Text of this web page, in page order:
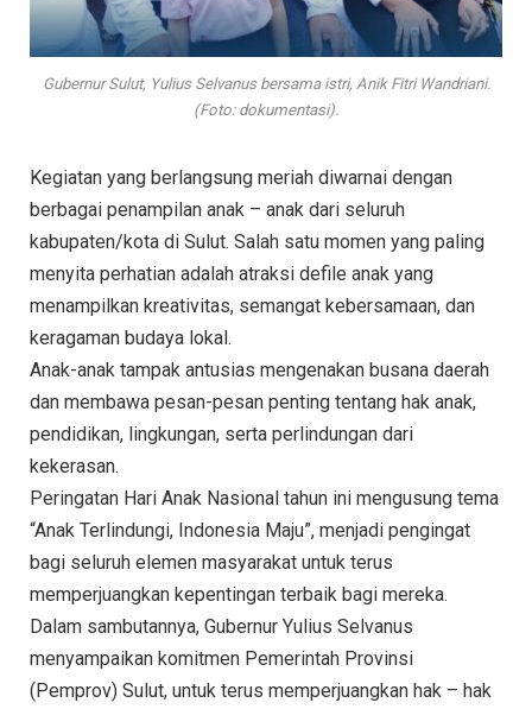
Gubernur Sulut, Yulius Selvanus bersama istri, Anik Fitri Wandriani.
(Foto: dokumentasi).
Kegiatan yang berlangsung meriah diwarnai dengan
berbagai penampilan anak – anak dari seluruh
kabupaten/kota di Sulut. Salah satu momen yang paling
menyita perhatian adalah atraksi defile anak yang
menampilkan kreativitas, semangat kebersamaan, dan
keragaman budaya lokal.
Anak-anak tampak antusias mengenakan busana daerah
dan membawa pesan-pesan penting tentang hak anak,
pendidikan, lingkungan, serta perlindungan dari
kekerasan.
Peringatan Hari Anak Nasional tahun ini mengusung tema
“Anak Terlindungi, Indonesia Maju”, menjadi pengingat
bagi seluruh elemen masyarakat untuk terus
memperjuangkan kepentingan terbaik bagi mereka.
Dalam sambutannya, Gubernur Yulius Selvanus
menyampaikan komitmen Pemerintah Provinsi
(Pemprov) Sulut, untuk terus memperjuangkan hak – hak